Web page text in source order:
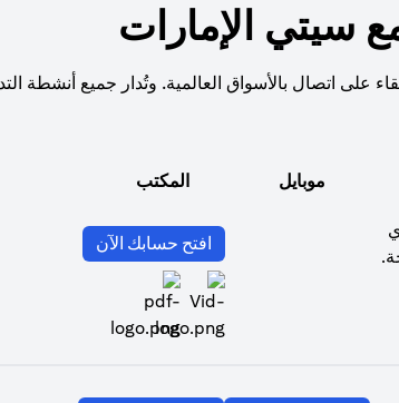
سيتي الإمارات
على اتصال بالأسواق العالمية. وتُدار جميع أنشطة
موبايل المكتب
افتح حسابك الآن